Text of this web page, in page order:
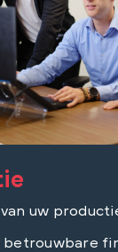
uw
betrouwbare